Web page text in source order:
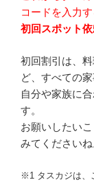
コードを入力す
初回スポット
初回割引は、
ど、すべての
自分や家族に
す。
お願いしたい
みてくださいね
※1 タスカジは、